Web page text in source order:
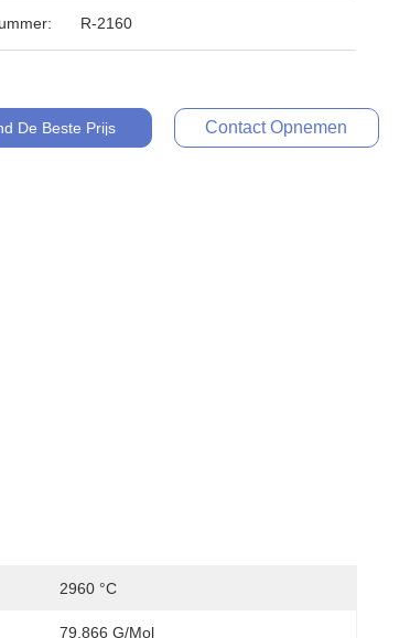
R-2160
De Beste Prijs Contact Opnemen
2960 °C
79.866 G/mol